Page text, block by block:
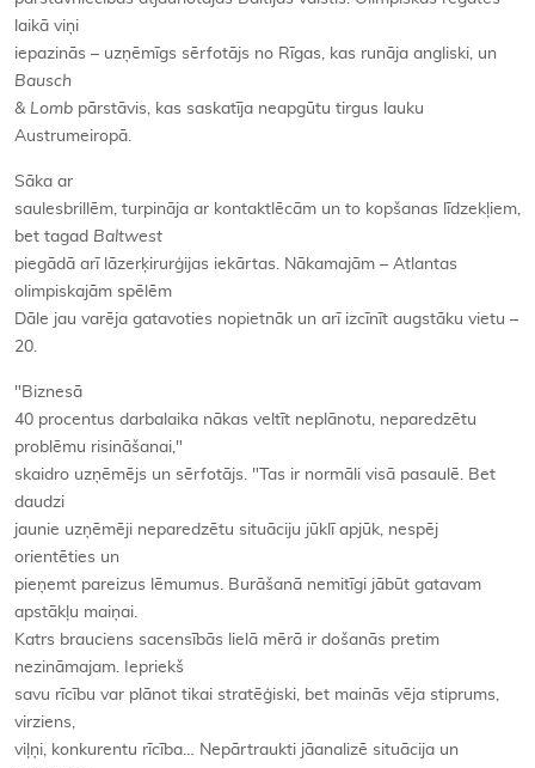
laikā viņi
iepazinās – uzņēmīgs sērfotājs no Rīgas, kas runāja angliski, un
Bausch
& Lomb pārstāvis, kas saskatīja neapgūtu tirgus lauku
Austrumeiropā.
Sāka ar
saulesbrillēm, turpināja ar kontaktlēcām un to kopšanas līdzekļiem,
bet tagad Baltwest
piegādā arī lāzerķirurģijas iekārtas. Nākamajām – Atlantas
olimpiskajām spēlēm
Dāle jau varēja gatavoties nopietnāk un arī izcīnīt augstāku vietu –
20.
"Biznesā
40 procentus darbalaika nākas veltīt neplānotu, neparedzētu
problēmu risināšanai,"
skaidro uzņēmējs un sērfotājs. "Tas ir normāli visā pasaulē. Bet
daudzi
jaunie uzņēmēji neparedzētu situāciju jūklī apjūk, nespēj
orientēties un
pieņemt pareizus lēmumus. Burāšanā nemitīgi jābūt gatavam
apstākļu maiņai.
Katrs brauciens sacensībās lielā mērā ir došanās pretim
nezināmajam. Iepriekš
savu rīcību var plānot tikai stratēģiski, bet mainās vēja stiprums,
virziens,
viļņi, konkurentu rīcība… Nepārtraukti jāanalizē situācija un